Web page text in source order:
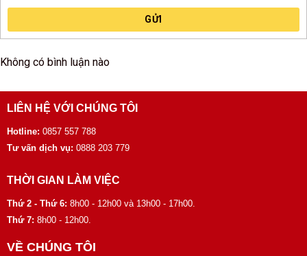
GỬI
Không có bình luận nào
LIÊN HỆ VỚI CHÚNG TÔI
Hotline: 0857 557 788
Tư vấn dịch vụ: 0888 203 779
THỜI GIAN LÀM VIỆC
Thứ 2 - Thứ 6: 8h00 - 12h00 và 13h00 - 17h00.
Thứ 7: 8h00 - 12h00.
VỀ CHÚNG TÔI